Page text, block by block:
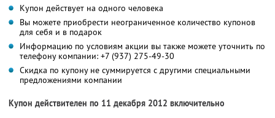
Купон действует на одного человека
Вы можете приобрести неограниченное количество купонов
для себя и в подарок
Информацию по условиям акции вы также можете уточнить по
телефону компании: +7 (937) 275-49-30
Скидка по купону не суммируется с другими специальными
предложениями компании
Купон действителен по 11 декабря 2012 включительно